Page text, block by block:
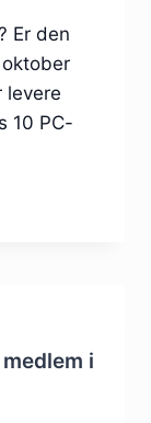
Er den
levere
10 PC-
i